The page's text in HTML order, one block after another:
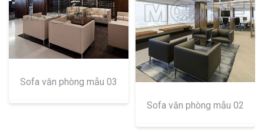
Sofa văn phòng mẫu 03
Sofa văn phòng mẫu 02